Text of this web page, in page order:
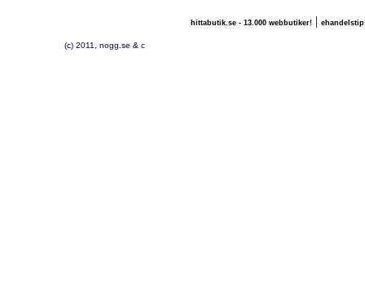
hittabutik.se - 13.000 webbutiker!|
(c) 2011, nogg.se & c